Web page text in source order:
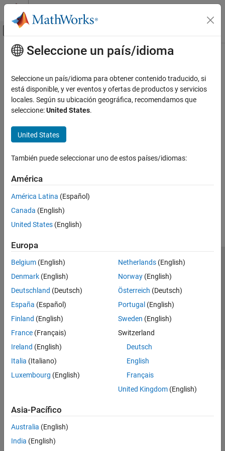
Saltar al contenido
Mostrar/ocultar menú de navegación
Inicio de Documentación
Contenido principal
How useful was this information?
Seleccione un país/idioma
Seleccione un país/idioma para obtener contenido traducido, si
está disponible, y ver eventos y ofertas de productos y servicios
locales. Según su ubicación geográfica, recomendamos que
seleccione:United States.
United States
También puede seleccionar uno de estos países/idiomas:
América
América Latina (Español)
Canada (English)
United States (English)
Europa
Belgium (English)
Denmark (English)
Deutschland (Deutsch)
España (Español)
Finland (English)
France (Français)
Ireland (English)
Italia (Italiano)
Luxembourg (English)
Netherlands(English)
Norway(English)
Österreich (Deutsch)
Portugal (English)
Sweden (English)
Switzerland
Deutsch
English
Français
United Kingdom(English)
Asia-Pacífico
Australia (English)
India (English)
Centro de confianza
Marcas comerciales
Política de privacidad
Antipiratería
Estado de las aplicaciones
Información de contacto
© 1994-2026 The MathWorks, Inc.
Seleccione un país/